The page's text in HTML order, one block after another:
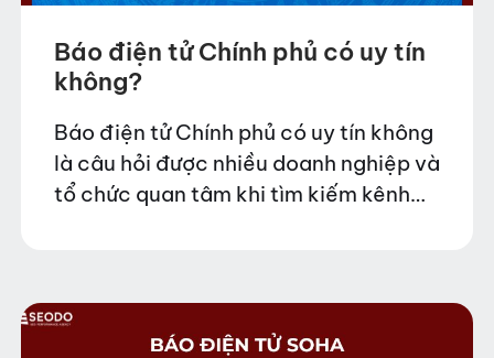
Báo điện tử Chính phủ có uy tín
không?
Báo điện tử Chính phủ có uy tín không
là câu hỏi được nhiều doanh nghiệp và
tổ chức quan tâm khi tìm kiếm kênh